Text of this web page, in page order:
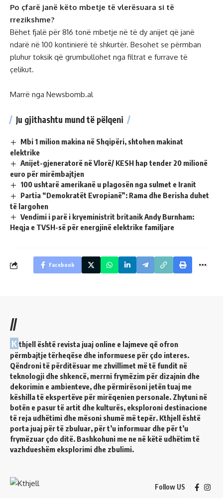
Po çfarë janë këto mbetje të vlerësuara si të
rrezikshme?
Bëhet fjalë për 816 tonë mbetje në të dy anijet që janë
ndarë në 100 kontinierë të shkurtër. Besohet se përmban
pluhur toksik që grumbullohet nga filtrat e furrave të
çelikut.
Marrë nga Newsbomb.al
Ju gjithashtu mund të pëlqeni
Mbi 1 milion makina në Shqipëri, shtohen makinat
elektrike
Anijet-gjeneratorë në Vlorë/ KESH hap tender 20 milionë
euro për mirëmbajtjen
100 ushtarë amerikanë u plagosën nga sulmet e Iranit
Partia “Demokratët Evropianë”: Rama dhe Berisha duhet
të largohen
Vendimi i parë i kryeministrit britanik Andy Burnham:
Heqja e TVSH-së për energjinë elektrike familjare
Facebook
//
K thjell është revista juaj online e lajmeve që ofron
përmbajtje tërheqëse dhe informuese për çdo interes.
Qëndroni të përditësuar me zhvillimet më të fundit në
teknologji dhe shkencë, merrni frymëzim për dizajnin dhe
dekorimin e ambienteve, dhe përmirësoni jetën tuaj me
këshilla të ekspertëve për mirëqenien personale. Zhytuni në
botën e pasur të artit dhe kulturës, eksploroni destinacione
të reja udhëtimi dhe mësoni shumë më tepër. Kthjell është
porta juaj për të zbuluar, për t’u informuar dhe për t’u
frymëzuar çdo ditë. Bashkohuni me ne në këtë udhëtim të
vazhdueshëm eksplorimi dhe zbulimi.
Follow US